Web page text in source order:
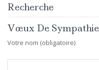
Recherche
Vœux De Sympathie
Votre nom (obligatoire)